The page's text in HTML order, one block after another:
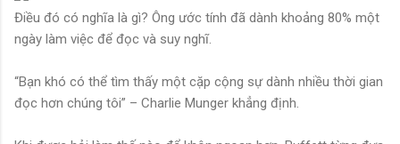
Điều đó có nghĩa là gì? Ông ước tính đã dành khoảng 80% một
ngày làm việc để đọc và suy nghĩ.
“Bạn khó có thể tìm thấy một cặp cộng sự dành nhiều thời gian
đọc hơn chúng tôi” – Charlie Munger khẳng định.